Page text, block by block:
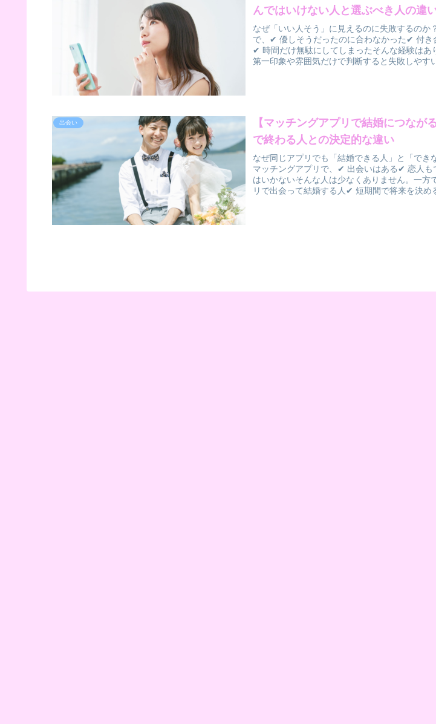
んではいけない人と選ぶべき人の違
なぜ「いい人そう」に見えるのに失敗するのか
で、✔ 優しそうだったのに合わなかった✔ 付き
✔ 時間だけ無駄にしてしまったそんな経験は
第一印象や雰囲気だけで判断すると失敗しやす
出会い
【マッチングアプリで結婚につなが
で終わる人との決定的な違い
なぜ同じアプリでも「結婚できる人」と「でき
マッチングアプリで、✔ 出会いはある✔ 恋人
はいかないそんな人は少なくありません。一
リで出会って結婚する人✔ 短期間で将来を決め